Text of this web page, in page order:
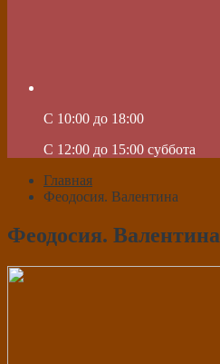
C 10:00 до 18:00
C 12:00 до 15:00 суббота
Главная
Феодосия. Валентина
Феодосия. Валентина